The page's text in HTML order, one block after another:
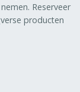
Reserveer
producten